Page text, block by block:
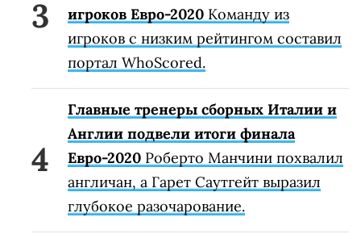
игроков Евро-2020 Команду из
игроков с низким рейтингом составил
портал WhoScored.
Главные тренеры сборных Италии и
Англии подвели итоги финала
Евро-2020 Роберто Манчини похвалил
англичан, а Гарет Саутгейт выразил
глубокое разочарование.